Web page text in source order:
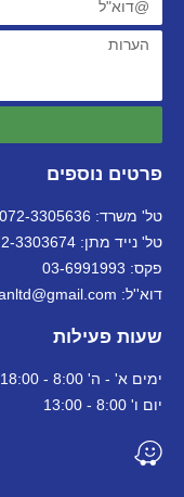
פרטים נוספים
טל' משרד: 072-3305636
טל' נייד מתן: 072-3303674
פקס: 03-6991993
דוא''ל: ortanltd@gmail.com
שעות פעילות
ימים א' - ה' 8:00 - 18:00
יום ו' 8:00 - 13:00